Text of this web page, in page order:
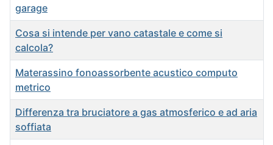
garage
Cosa si intende per vano catastale e come si
calcola?
Materassino fonoassorbente acustico computo
metrico
Differenza tra bruciatore a gas atmosferico e ad aria
soffiata